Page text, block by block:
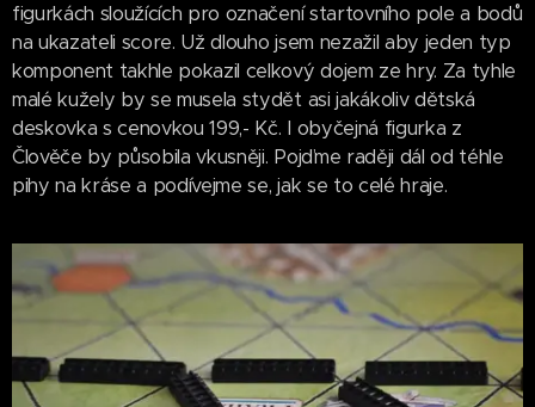
figurkách sloužících pro označení startovního pole a bodů
na ukazateli score. Už dlouho jsem nezažil aby jeden typ
komponent takhle pokazil celkový dojem ze hry. Za tyhle
malé kužely by se musela stydět asi jakákoliv dětská
deskovka s cenovkou 199,- Kč. I obyčejná figurka z
Člověče by působila vkusněji. Pojďme raději dál od téhle
pihy na kráse a podívejme se, jak se to celé hraje.